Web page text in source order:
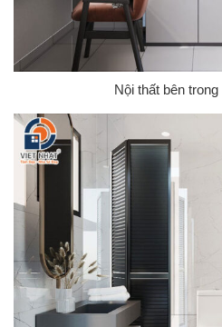
Nội thất bên